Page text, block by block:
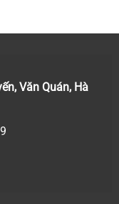
Văn Quán, Hà